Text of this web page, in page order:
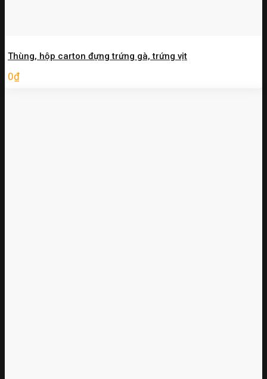
Thùng, hộp carton đựng trứng gà, trứng vịt
0₫